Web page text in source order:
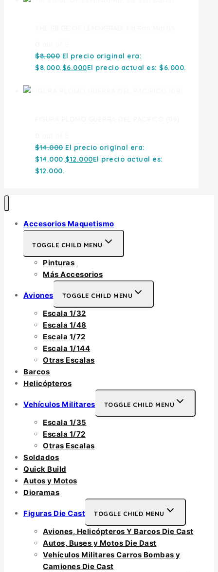
$8.000 El precio original era:
$8.000.$6.000El precio actual es: $6.000.
$14.000 El precio original era:
$14.000.$12.000El precio actual es:
$12.000.
Accesorios Maquetismo
TOGGLE CHILD MENU
Pinturas
Más Accesorios
Aviones TOGGLE CHILD MENU
Escala 1/32
Escala 1/48
Escala 1/72
Escala 1/144
Otras Escalas
Barcos
Helicópteros
Vehículos Militares TOGGLE CHILD MENU
Escala 1/35
Escala 1/72
Otras Escalas
Soldados
Quick Build
Autos y Motos
Dioramas
Figuras Die Cast TOGGLE CHILD MENU
Aviones, Helicópteros Y Barcos Die Cast
Autos, Buses y Motos Die Dast
Vehículos Militares Carros Bombas y
Camiones Die Cast